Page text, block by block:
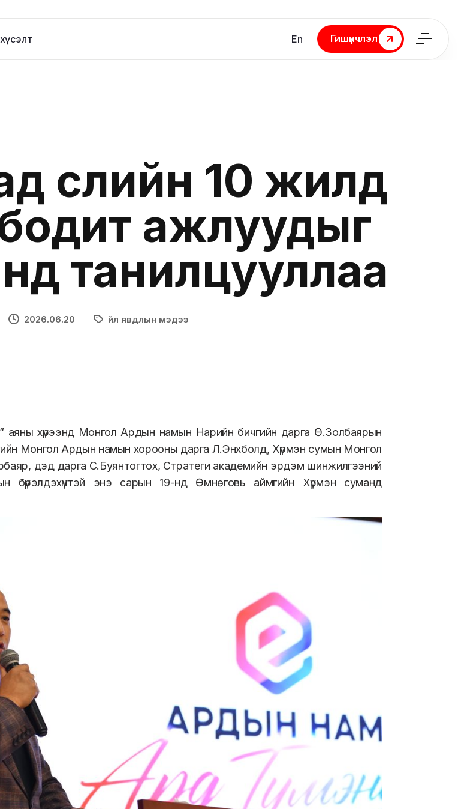
En
Гишүүнчлэл
Гишүүнчлэл
сүүлийн 10 жилд
ажлуудыг
танилцууллаа
2026.06.20 Үйл явдлын мэдээ
аяны хүрээнд Монгол Ардын намын Нарийн бичгийн дарга Ө.Золбаярын
Монгол Ардын намын хорооны дарга Л.Энхболд, Хүрмэн сумын Монгол
дэд дарга С.Буянтогтох, Стратеги академийн эрдэм шинжилгээний
бүрэлдэхүүнтэй энэ сарын 19-нд Өмнөговь аймгийн Хүрмэн суманд